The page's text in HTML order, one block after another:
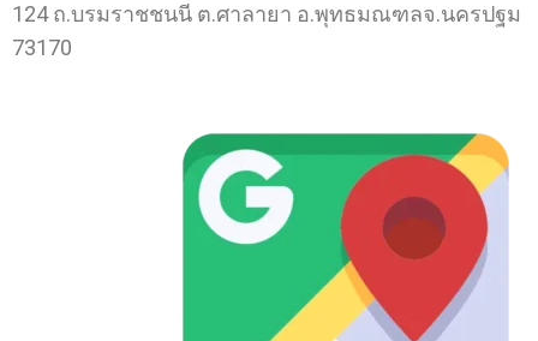
124 ถ.บรมราชชนนี ต.ศาลายา อ.พุทธมณฑลจ.นครปฐม
73170